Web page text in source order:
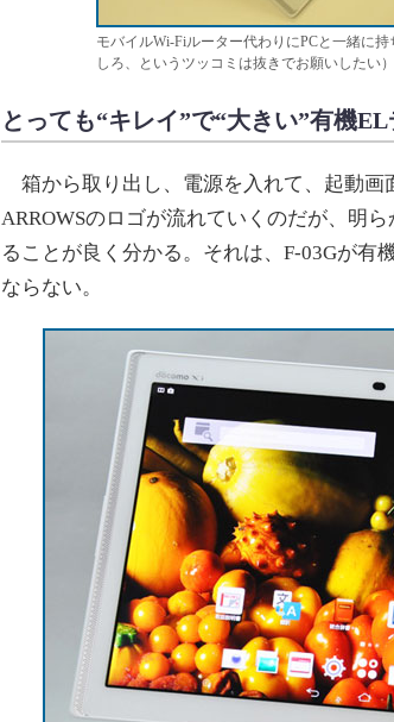
モバイルWi-Fiルーター代わりにPCと一緒に
しろ、というツッコミは抜きでお願いしたい）
とっても“キレイ”で“大きい”有機
箱から取り出し、電源を入れて、起動画
ARROWSのロゴが流れていくのだが、明
ることが良く分かる。それは、F-03Gが有
ならない。